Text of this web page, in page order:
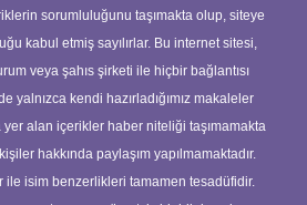
sorumluluğunu taşımakta olup, siteye
kabul etmiş sayılırlar. Bu internet sitesi,
veya şahıs şirketi ile hiçbir bağlantısı
yalnızca kendi hazırladığımız makaleler
yer alan içerikler haber niteliği taşımamakta
hakkında paylaşım yapılmamaktadır.
ile isim benzerlikleri tamamen tesadüfidir.